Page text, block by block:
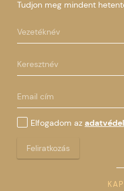
Tudjon meg mindent
Elfogadom az
Feliratkozás